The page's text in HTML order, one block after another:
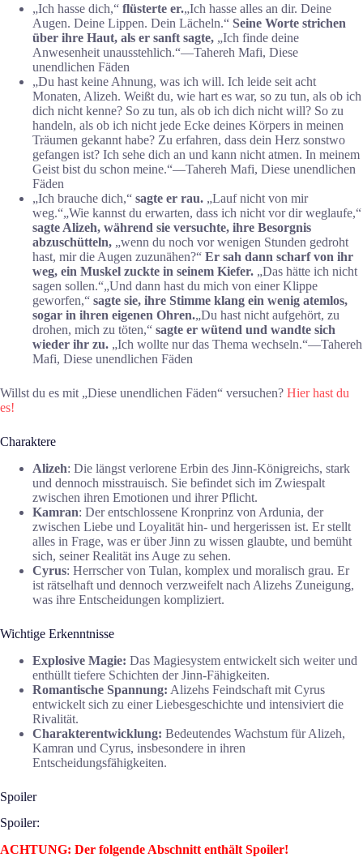
„Ich hasse dich,“ flüsterte er.„Ich hasse alles an dir. Deine
Augen. Deine Lippen. Dein Lächeln.“ Seine Worte strichen
über ihre Haut, als er sanft sagte, „Ich finde deine
Anwesenheit unausstehlich.“―Tahereh Mafi, Diese
unendlichen Fäden
„Du hast keine Ahnung, was ich will. Ich leide seit acht
Monaten, Alizeh. Weißt du, wie hart es war, so zu tun, als ob ich
dich nicht kenne? So zu tun, als ob ich dich nicht will? So zu
handeln, als ob ich nicht jede Ecke deines Körpers in meinen
Träumen gekannt habe? Zu erfahren, dass dein Herz sonstwo
gefangen ist? Ich sehe dich an und kann nicht atmen. In meinem
Geist bist du schon meine.“―Tahereh Mafi, Diese unendlichen
Fäden
„Ich brauche dich,“ sagte er rau. „Lauf nicht von mir
weg.“„Wie kannst du erwarten, dass ich nicht vor dir weglaufe,“
sagte Alizeh, während sie versuchte, ihre Besorgnis
abzuschütteln, „wenn du noch vor wenigen Stunden gedroht
hast, mir die Augen zuzunähen?“ Er sah dann scharf von ihr
weg, ein Muskel zuckte in seinem Kiefer. „Das hätte ich nicht
sagen sollen.“„Und dann hast du mich von einer Klippe
geworfen,“ sagte sie, ihre Stimme klang ein wenig atemlos,
sogar in ihren eigenen Ohren.„Du hast nicht aufgehört, zu
drohen, mich zu töten,“ sagte er wütend und wandte sich
wieder ihr zu. „Ich wollte nur das Thema wechseln.“―Tahereh
Mafi, Diese unendlichen Fäden
Willst du es mit „Diese unendlichen Fäden“ versuchen? Hier hast du
es!
Charaktere
Alizeh: Die längst verlorene Erbin des Jinn-Königreichs, stark
und dennoch misstrauisch. Sie befindet sich im Zwiespalt
zwischen ihren Emotionen und ihrer Pflicht.
Kamran: Der entschlossene Kronprinz von Ardunia, der
zwischen Liebe und Loyalität hin- und hergerissen ist. Er stellt
alles in Frage, was er über Jinn zu wissen glaubte, und bemüht
sich, seiner Realität ins Auge zu sehen.
Cyrus: Herrscher von Tulan, komplex und moralisch grau. Er
ist rätselhaft und dennoch verzweifelt nach Alizehs Zuneigung,
was ihre Entscheidungen kompliziert.
Wichtige Erkenntnisse
Explosive Magie: Das Magiesystem entwickelt sich weiter und
enthüllt tiefere Schichten der Jinn-Fähigkeiten.
Romantische Spannung: Alizehs Feindschaft mit Cyrus
entwickelt sich zu einer Liebesgeschichte und intensiviert die
Rivalität.
Charakterentwicklung: Bedeutendes Wachstum für Alizeh,
Kamran und Cyrus, insbesondere in ihren
Entscheidungsfähigkeiten.
Spoiler
Spoiler:
ACHTUNG: Der folgende Abschnitt enthält Spoiler!